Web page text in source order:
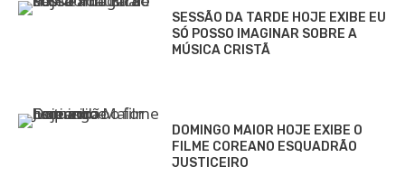
SESSÃO DA TARDE HOJE EXIBE EU
SÓ POSSO IMAGINAR SOBRE A
MÚSICA CRISTÃ
DOMINGO MAIOR HOJE EXIBE O
FILME COREANO ESQUADRÃO
JUSTICEIRO